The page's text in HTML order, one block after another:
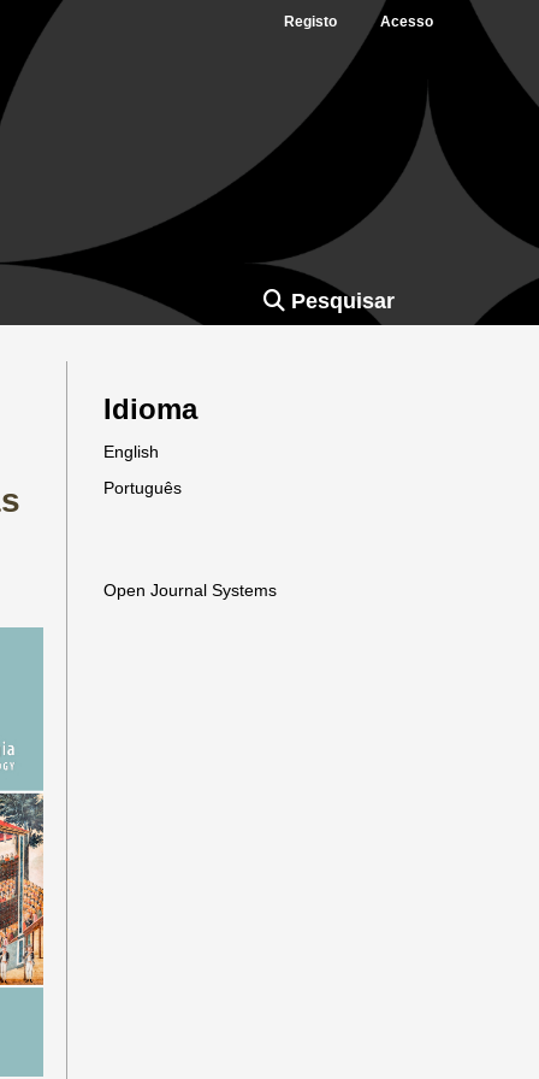
Pesquisar
Registo Acesso
Idioma
English
Português
Open Journal Systems